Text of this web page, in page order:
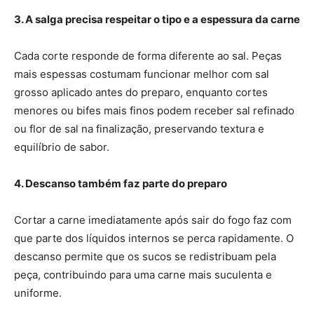
3. A salga precisa respeitar o tipo e a espessura da carne
Cada corte responde de forma diferente ao sal. Peças
mais espessas costumam funcionar melhor com sal
grosso aplicado antes do preparo, enquanto cortes
menores ou bifes mais finos podem receber sal refinado
ou flor de sal na finalização, preservando textura e
equilíbrio de sabor.
4. Descanso também faz parte do preparo
Cortar a carne imediatamente após sair do fogo faz com
que parte dos líquidos internos se perca rapidamente. O
descanso permite que os sucos se redistribuam pela
peça, contribuindo para uma carne mais suculenta e
uniforme.